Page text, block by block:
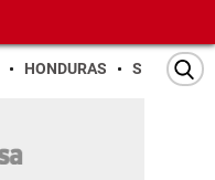
HONDURAS SAN PEDRO